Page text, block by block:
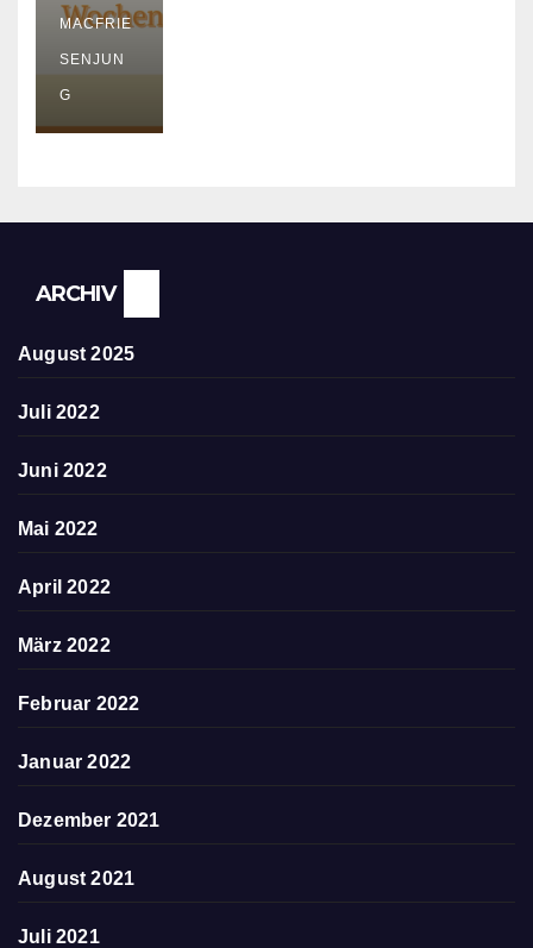
Urlau
b
MACFRIE
SENJUN
G
ARCHIV
August 2025
Juli 2022
Juni 2022
Mai 2022
April 2022
März 2022
Februar 2022
Januar 2022
Dezember 2021
August 2021
Juli 2021